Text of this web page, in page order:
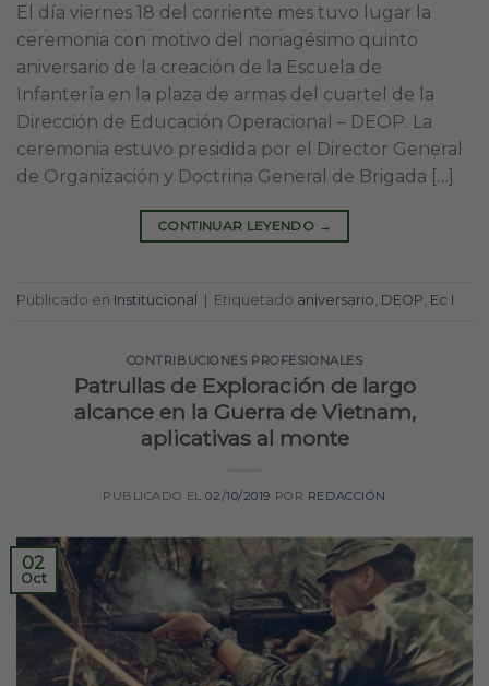
El día viernes 18 del corriente mes tuvo lugar la
ceremonia con motivo del nonagésimo quinto
aniversario de la creación de la Escuela de
Infantería en la plaza de armas del cuartel de la
Dirección de Educación Operacional – DEOP. La
ceremonia estuvo presidida por el Director General
de Organización y Doctrina General de Brigada […]
CONTINUAR LEYENDO →
Publicado en Institucional Etiquetado aniversario DEOP Ec I
CONTRIBUCIONES PROFESIONALES
Patrullas de Exploración de largo
alcance en la Guerra de Vietnam,
aplicativas al monte
PUBLICADO EL02/10/2019 POR REDACCIÓN
02
Oct